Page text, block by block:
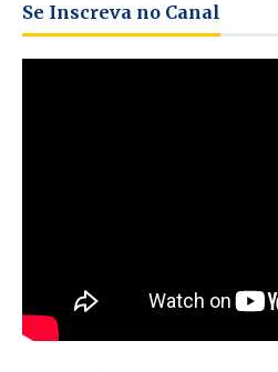
Se Inscreva no Canal